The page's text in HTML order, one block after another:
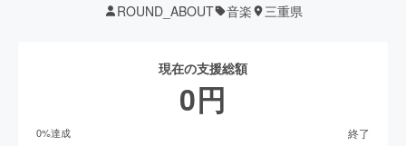
ROUND_ABOUT 音楽 三重県
現在の支援総額
0円
0%達成 終了